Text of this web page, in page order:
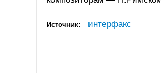
Источник: интерфакс